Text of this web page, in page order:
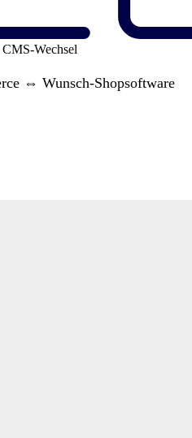
Wechsel
⇔ Wunsch-Shopsoftware